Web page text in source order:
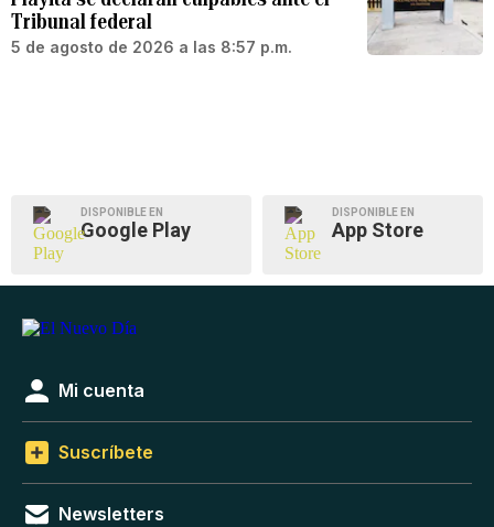
Tribunal federal
5 de agosto de 2026 a las 8:57 p.m.
DISPONIBLE EN
Google Play
DISPONIBLE EN
App Store
Mi cuenta
Suscríbete
Newsletters